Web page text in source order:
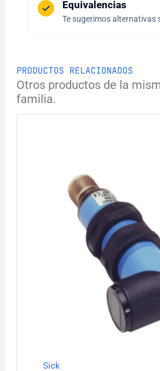
Equivalencias
Te sugerimos alternativas
PRODUCTOS RELACIONADOS
Otros productos de la
familia.
Sick